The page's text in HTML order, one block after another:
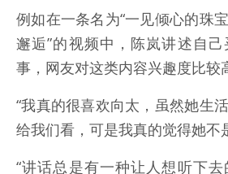
例如在一条名为“一见倾心的珠
邂逅”的视频中，陈岚讲述自
事，网友对这类内容兴趣度比较
“我真的很喜欢向太，虽然她生
给我们看，可是我真的觉得她不
“讲话总是有一种让人想听下